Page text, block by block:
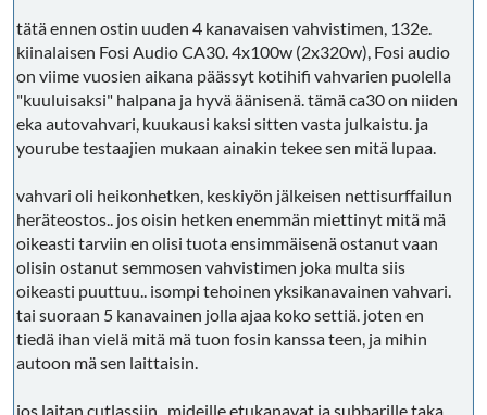
tätä ennen ostin uuden 4 kanavaisen vahvistimen, 132e.
kiinalaisen Fosi Audio CA30. 4x100w (2x320w), Fosi audio
on viime vuosien aikana päässyt kotihifi vahvarien puolella
"kuuluisaksi" halpana ja hyvä äänisenä. tämä ca30 on niiden
eka autovahvari, kuukausi kaksi sitten vasta julkaistu. ja
yourube testaajien mukaan ainakin tekee sen mitä lupaa.
vahvari oli heikonhetken, keskiyön jälkeisen nettisurffailun
heräteostos.. jos oisin hetken enemmän miettinyt mitä mä
oikeasti tarviin en olisi tuota ensimmäisenä ostanut vaan
olisin ostanut semmosen vahvistimen joka multa siis
oikeasti puuttuu.. isompi tehoinen yksikanavainen vahvari.
tai suoraan 5 kanavainen jolla ajaa koko settiä. joten en
tiedä ihan vielä mitä mä tuon fosin kanssa teen, ja mihin
autoon mä sen laittaisin.
jos laitan cutlassiin.. mideille etukanavat ja subbarille taka